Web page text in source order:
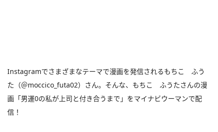
Instagramでさまざまなテーマで漫画を発信されるもちこ ふう
た（＠moccico_futa02）さん。そんな、もちこ ふうたさんの漫
画「男運0の私が上司と付き合うまで」をマイナビウーマンで配
信！